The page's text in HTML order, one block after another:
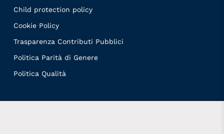
Child protection policy
Cookie Policy
Trasparenza Contributi Pubblici
Politica Parità di Genere
Politica Qualità